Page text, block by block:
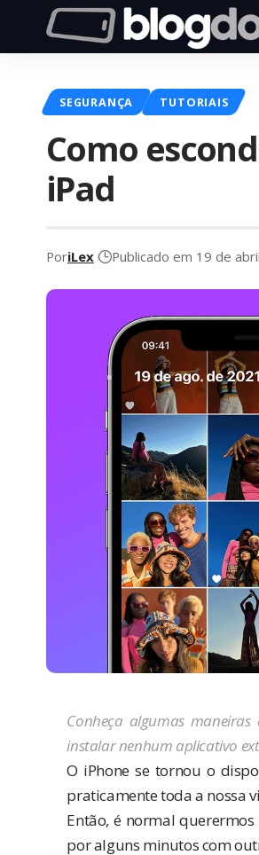
SEGURANÇA TUTORIAIS
Como
iPad
PoriLex Publicado em 19 de
Conheça algumas
instalar nenhum aplicativo
O iPhone se tornou o
praticamente toda a nossa
Então, é normal
por alguns minutos com